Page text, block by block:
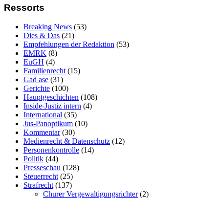
Ressorts
Breaking News (53)
Dies & Das (21)
Empfehlungen der Redaktion (53)
EMRK (8)
EuGH (4)
Familienrecht (15)
Gad ase (31)
Gerichte (100)
Hauptgeschichten (108)
Inside-Justiz intern (4)
International (35)
Jus-Panoptikum (10)
Kommentar(30)
Medienrecht & Datenschutz (12)
Personenkontrolle (14)
Politik (44)
Presseschau (128)
Steuerrecht (25)
Strafrecht (137)
Churer Vergewaltigungsrichter(2)